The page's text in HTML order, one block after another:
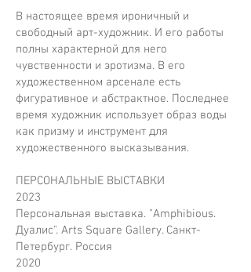
В настоящее время ироничный и
свободный арт-художник. И его работы
полны характерной для него
чувственности и эротизма. В его
художественном арсенале есть
фигуративное и абстрактное. Последнее
время художник использует образ воды
как призму и инструмент для
художественного высказывания.
ПЕРСОНАЛЬНЫЕ ВЫСТАВКИ
2023
Персональная выставка. "Amphibious.
Дуалис". Arts Square Gallery. Санкт-
Петербург. Россия
2020